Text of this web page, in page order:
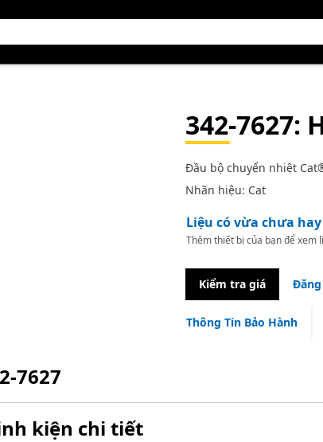
342-7627:
Đầu bộ chuyển nhiệt
Nhãn hiệu: Cat
Liệu có vừa chưa
Thêm thiết bị của bạn để xem
Kiểm tra giá
Thông Tin Bảo Hành
7627
kiện chi tiết